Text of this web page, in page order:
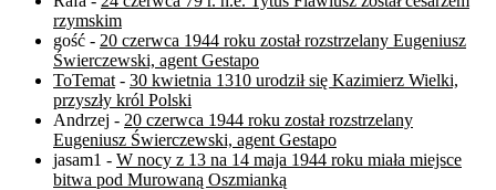
rzymskim
gość - 20 czerwca 1944 roku został rozstrzelany Eugeniusz
Świerczewski, agent Gestapo
ToTemat - 30 kwietnia 1310 urodził się Kazimierz Wielki,
przyszły król Polski
Andrzej - 20 czerwca 1944 roku został rozstrzelany
Eugeniusz Świerczewski, agent Gestapo
jasam1 - W nocy z 13 na 14 maja 1944 roku miała miejsce
bitwa pod Murowaną Oszmianką